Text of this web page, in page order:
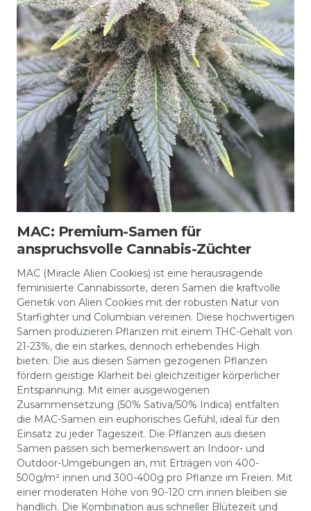
MAC: Premium-Samen für
anspruchsvolle Cannabis-Züchter
MAC (Miracle Alien Cookies) ist eine herausragende
feminisierte Cannabissorte, deren Samen die kraftvolle
Genetik von Alien Cookies mit der robusten Natur von
Starfighter und Columbian vereinen. Diese hochwertigen
Samen produzieren Pflanzen mit einem THC-Gehalt von
21-23%, die ein starkes, dennoch erhebendes High
bieten. Die aus diesen Samen gezogenen Pflanzen
fördern geistige Klarheit bei gleichzeitiger körperlicher
Entspannung. Mit einer ausgewogenen
Zusammensetzung (50% Sativa/50% Indica) entfalten
die MAC-Samen ein euphorisches Gefühl, ideal für den
Einsatz zu jeder Tageszeit. Die Pflanzen aus diesen
Samen passen sich bemerkenswert an Indoor- und
Outdoor-Umgebungen an, mit Erträgen von 400-
500g/m² innen und 300-400g pro Pflanze im Freien. Mit
einer moderaten Höhe von 90-120 cm innen bleiben sie
handlich. Die Kombination aus schneller Blütezeit und